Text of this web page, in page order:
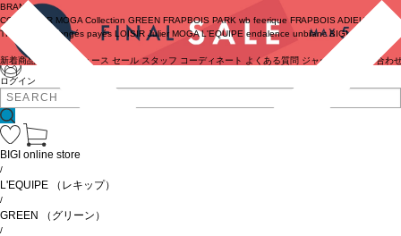
ログイン
BRAND
COUTURIER MOGA Collection GREEN FRAPBOIS PARK wb feerique FRAPBOIS ADIEU
TRISTESSE
congés payés LOISIR Julier MOGA L'EQUIPE endalence unbilanc BIGI online store
新着商品 ニュース セール スタッフ コーディネート よくある質問 ジャーナル お問い合わ
BIGI online store
/
L'EQUIPE （レキップ）
/
GREEN （グリーン）
/